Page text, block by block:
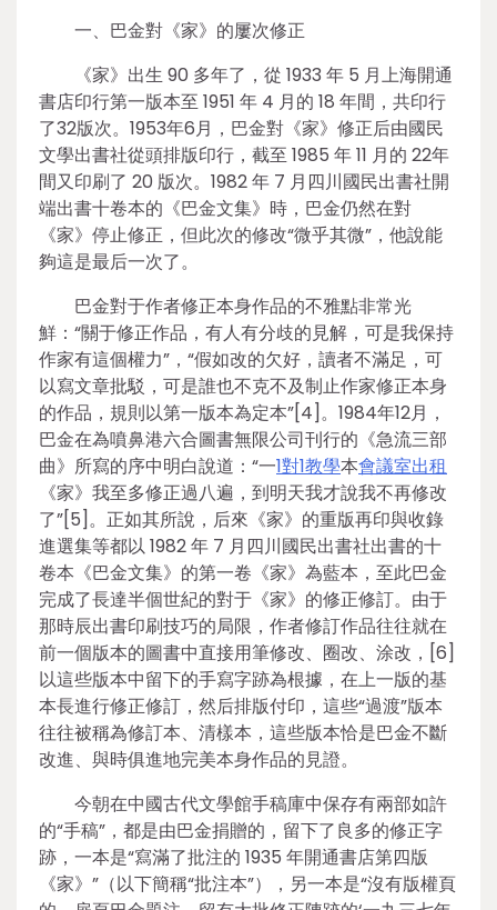
一、巴金對《家》的屢次修正
《家》出生 90 多年了，從 1933 年 5 月上海開通
書店印行第一版本至 1951 年 4 月的 18 年間，共印行
了32版次。1953年6月，巴金對《家》修正后由國民
文學出書社從頭排版印行，截至 1985 年 11 月的 22年
間又印刷了 20 版次。1982 年 7 月四川國民出書社開
端出書十卷本的《巴金文集》時，巴金仍然在對
《家》停止修正，但此次的修改“微乎其微”，他說能
夠這是最后一次了。
巴金對于作者修正本身作品的不雅點非常光
鮮：“關于修正作品，有人有分歧的見解，可是我保持
作家有這個權力”，“假如改的欠好，讀者不滿足，可
以寫文章批駁，可是誰也不克不及制止作家修正本身
的作品，規則以第一版本為定本”[4]。1984年12月，
巴金在為噴鼻港六合圖書無限公司刊行的《急流三部
曲》所寫的序中明白說道：“一1對1教學本會議室出租
《家》我至多修正過八遍，到明天我才說我不再修改
了”[5]。正如其所說，后來《家》的重版再印與收錄
進選集等都以 1982 年 7 月四川國民出書社出書的十
卷本《巴金文集》的第一卷《家》為藍本，至此巴金
完成了長達半個世紀的對于《家》的修正修訂。由于
那時辰出書印刷技巧的局限，作者修訂作品往往就在
前一個版本的圖書中直接用筆修改、圈改、涂改，[6]
以這些版本中留下的手寫字跡為根據，在上一版的基
本長進行修正修訂，然后排版付印，這些“過渡”版本
往往被稱為修訂本、清樣本，這些版本恰是巴金不斷
改進、與時俱進地完美本身作品的見證。
今朝在中國古代文學館手稿庫中保存有兩部如許
的“手稿”，都是由巴金捐贈的，留下了良多的修正字
跡，一本是“寫滿了批注的 1935 年開通書店第四版
《家》”（以下簡稱“批注本”），另一本是“沒有版權頁